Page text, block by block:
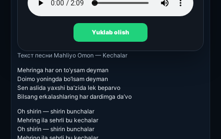
Yuklab olish
Текст песни Mahliyo Omon — Kechalar
Mehringa har on to’ysam deyman
Doimo yoningda bo’lsam deyman
Sen aslida yaxshi ba’zida lek beparvo
Bilsang erkalashlaring har dardimga da’vo
Oh shirin — shirin bunchalar
Mehring ila sehrli bu kechalar
Oh shirin — shirin bunchalar